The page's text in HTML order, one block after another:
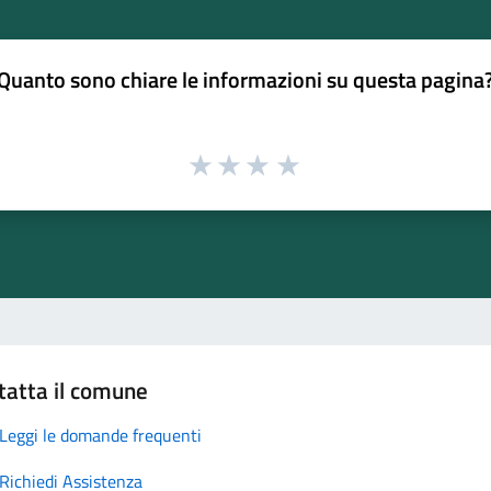
sono chiare le informazioni su questa
il comune
Leggi le domande frequenti
Richiedi Assistenza